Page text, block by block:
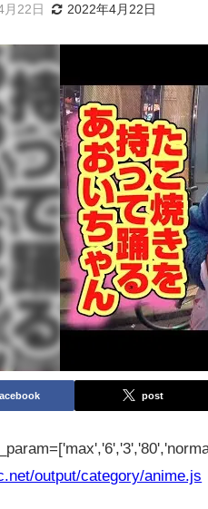
月22日 2022年4月22日
post
output/category/anime.js